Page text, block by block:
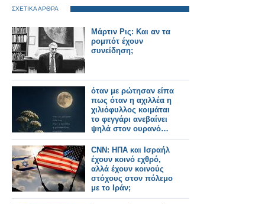
ΣΧΕΤΙΚΑ ΑΡΘΡΑ
Μάρτιν Ρις: Και αν τα
ρομπότ έχουν
συνείδηση;
όταν με ρώτησαν είπα
πως όταν η αχιλλέα η
χιλιόφυλλος κοιμάται
το φεγγάρι ανεβαίνει
ψηλά στον ουρανό…
CNN: ΗΠΑ και Ισραήλ
έχουν κοινό εχθρό,
αλλά έχουν κοινούς
στόχους στον πόλεμο
με το Ιράν;